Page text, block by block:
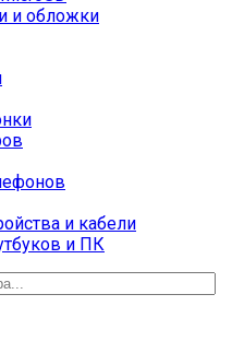
и обложки
и кабели
и ПК